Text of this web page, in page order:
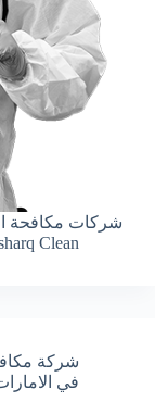
شركات مكافحة
Clean
شركة
في